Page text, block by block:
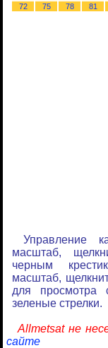
72
75 78 81
Управление
масштаб,
черным
масштаб,
для просмотра
зеленые стрелки.
Allmetsat не
сайте